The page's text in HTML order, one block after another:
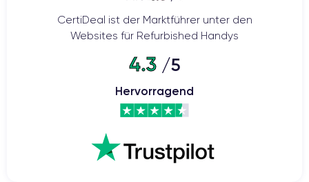
CertiDeal ist der Marktführer unter den
Websites für Refurbished Handys
4.3/5
Hervorragend